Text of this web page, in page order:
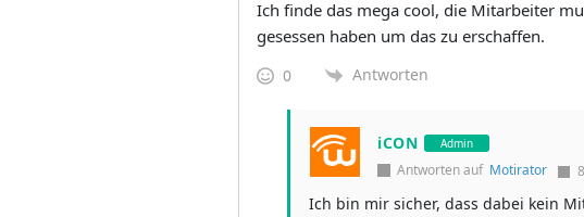
Ich finde das mega cool, die Mitarbeiter
gesessen haben um das zu erschaffen.
0 Antworten
iCON Admin
Antworten auf Motirator
Ich bin mir sicher, dass dabei kein